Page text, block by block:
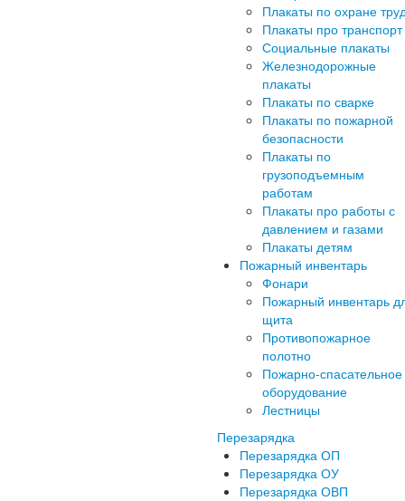
Плакаты по охране
Плакаты про транспорт
Социальные плакаты
Железнодорожные
плакаты
Плакаты по сварке
Плакаты по пожарной
безопасности
Плакаты по
грузоподъемным
работам
Плакаты про работы с
давлением и газами
Плакаты детям
Пожарный инвентарь
Фонари
Пожарный инвентарь
щита
Противопожарное
полотно
Пожарно-спасательное
оборудование
Лестницы
Перезарядка
Перезарядка ОП
Перезарядка ОУ
Перезарядка ОВП